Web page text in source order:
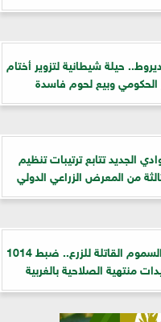
حيلة شيطانية لتزوير أختام
الحكومي وبيع لحوم فاسدة
الجديد تتابع ترتيبات تنظيم
من المعرض الزراعي الدولي
سقوط تجار السموم القاتلة للزرع.. ضبط 1014
منتهية الصلاحية بالغربية